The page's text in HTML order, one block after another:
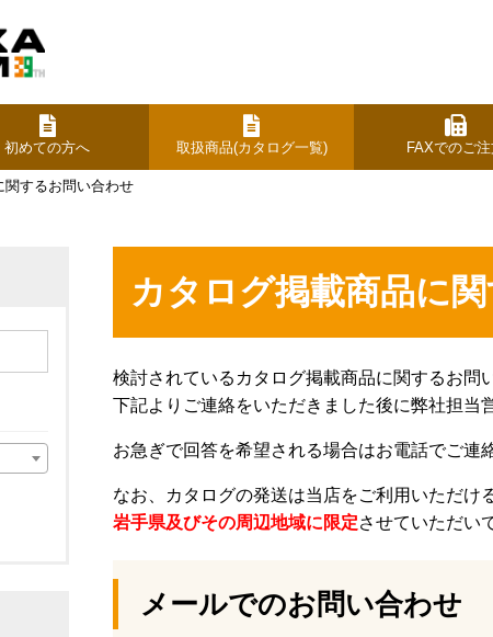
初めての方へ 取扱商品(カタログ一覧) FAXでのご注
関するお問い合わせ
カタログ掲載商品に
検討されているカタログ掲載商品に関するお問
下記よりご連絡をいただきました後に弊社担当
お急ぎで回答を希望される場合はお電話でご連
なお、カタログの発送は当店をご利用いただけ
岩手県及びその周辺地域に限定させていただい
メールでのお問い合わせ